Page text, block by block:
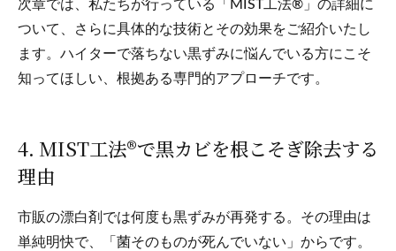
次章では、私たちが行っている「MIST工法®」の詳細に
ついて、さらに具体的な技術とその効果をご紹介いたし
ます。ハイターで落ちない黒ずみに悩んでいる方にこそ
知ってほしい、根拠ある専門的アプローチです。
4. MIST工法®で黒カビを根こそぎ除去する
理由
市販の漂白剤では何度も黒ずみが再発する。その理由は
単純明快で、「菌そのものが死んでいない」からです。